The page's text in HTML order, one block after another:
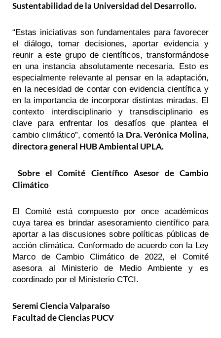
Sustentabilidad de la Universidad del Desarrollo.
“Estas iniciativas son fundamentales para favorecer
el diálogo, tomar decisiones, aportar evidencia y
reunir a este grupo de científicos, transformándose
en una instancia absolutamente necesaria. Esto es
especialmente relevante al pensar en la adaptación,
en la necesidad de contar con evidencia científica y
en la importancia de incorporar distintas miradas. El
contexto interdisciplinario y transdisciplinario es
clave para enfrentar los desafíos que plantea el
cambio climático”, comentó la Dra. Verónica Molina,
directora general HUB Ambiental UPLA.
Sobre el Comité Científico Asesor de Cambio
Climático
El Comité está compuesto por once académicos
cuya tarea es brindar asesoramiento científico para
aportar a las discusiones sobre políticas públicas de
acción climática. Conformado de acuerdo con la Ley
Marco de Cambio Climático de 2022, el Comité
asesora al Ministerio de Medio Ambiente y es
coordinado por el Ministerio CTCI.
Seremi Ciencia Valparaíso
Facultad de Ciencias PUCV